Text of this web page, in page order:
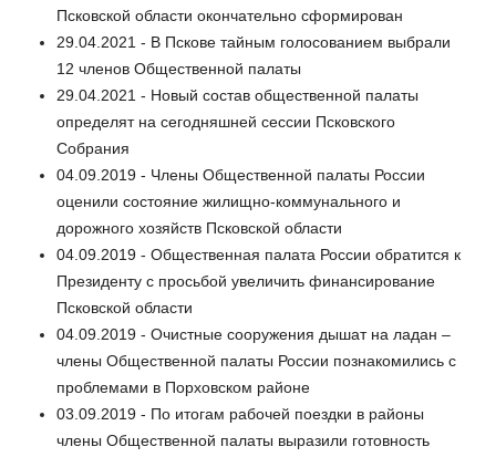
Псковской области окончательно сформирован
29.04.2021 - В Пскове тайным голосованием выбрали
12 членов Общественной палаты
29.04.2021 - Новый состав общественной палаты
определят на сегодняшней сессии Псковского
Собрания
04.09.2019 - Члены Общественной палаты России
оценили состояние жилищно-коммунального и
дорожного хозяйств Псковской области
04.09.2019 - Общественная палата России обратится к
Президенту с просьбой увеличить финансирование
Псковской области
04.09.2019 - Очистные сооружения дышат на ладан –
члены Общественной палаты России познакомились с
проблемами в Порховском районе
03.09.2019 - По итогам рабочей поездки в районы
члены Общественной палаты выразили готовность